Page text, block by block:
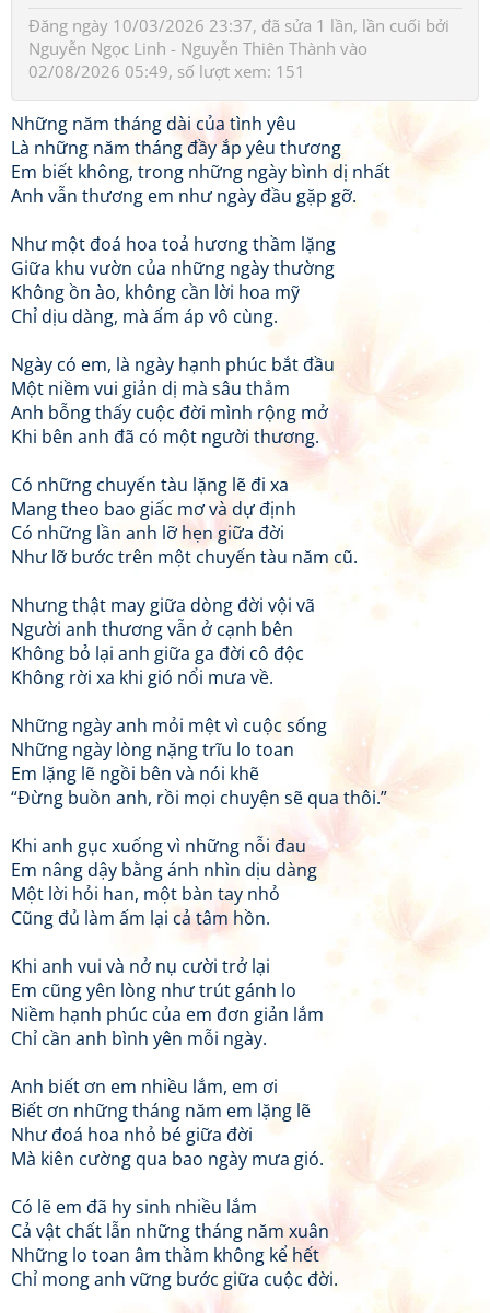
Đăng ngày 10/03/2026 23:37, đã sửa 1 lần, lần cuối bởi
Nguyễn Ngọc Linh - Nguyễn Thiên Thành vào
02/08/2026 05:49, số lượt xem: 151
Những năm tháng dài của tình yêu
Là những năm tháng đầy ắp yêu thương
Em biết không, trong những ngày bình dị nhất
Anh vẫn thương em như ngày đầu gặp gỡ.
Như một đoá hoa toả hương thầm lặng
Giữa khu vườn của những ngày thường
Không ồn ào, không cần lời hoa mỹ
Chỉ dịu dàng, mà ấm áp vô cùng.
Ngày có em, là ngày hạnh phúc bắt đầu
Một niềm vui giản dị mà sâu thẳm
Anh bỗng thấy cuộc đời mình rộng mở
Khi bên anh đã có một người thương.
Có những chuyến tàu lặng lẽ đi xa
Mang theo bao giấc mơ và dự định
Có những lần anh lỡ hẹn giữa đời
Như lỡ bước trên một chuyến tàu năm cũ.
Nhưng thật may giữa dòng đời vội vã
Người anh thương vẫn ở cạnh bên
Không bỏ lại anh giữa ga đời cô độc
Không rời xa khi gió nổi mưa về.
Những ngày anh mỏi mệt vì cuộc sống
Những ngày lòng nặng trĩu lo toan
Em lặng lẽ ngồi bên và nói khẽ
“Đừng buồn anh, rồi mọi chuyện sẽ qua thôi.”
Khi anh gục xuống vì những nỗi đau
Em nâng dậy bằng ánh nhìn dịu dàng
Một lời hỏi han, một bàn tay nhỏ
Cũng đủ làm ấm lại cả tâm hồn.
Khi anh vui và nở nụ cười trở lại
Em cũng yên lòng như trút gánh lo
Niềm hạnh phúc của em đơn giản lắm
Chỉ cần anh bình yên mỗi ngày.
Anh biết ơn em nhiều lắm, em ơi
Biết ơn những tháng năm em lặng lẽ
Như đoá hoa nhỏ bé giữa đời
Mà kiên cường qua bao ngày mưa gió.
Có lẽ em đã hy sinh nhiều lắm
Cả vật chất lẫn những tháng năm xuân
Những lo toan âm thầm không kể hết
Chỉ mong anh vững bước giữa cuộc đời.